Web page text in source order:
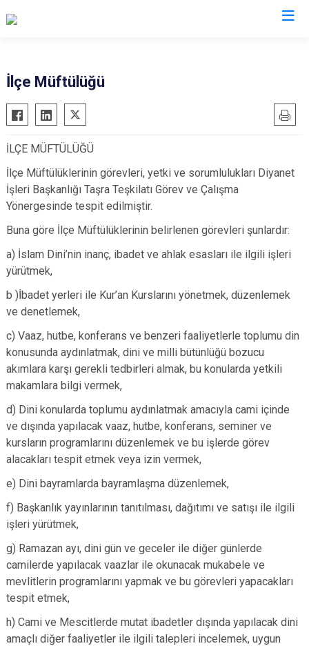
Akyurt
Altındağ
Ayaş
Bala
Beypazarı
Çamlıdere
Çankaya
Çubuk
Elmadağ
Etimesgut
Gölbaşı
Güdül
Keçiören
Kızılcahamam
Nallıhan
Polatlı
Sincan
Pursaklar
İlçe Müftülüğü
İLÇE MÜFTÜLÜĞÜ
İlçe Müftülüklerinin görevleri, yetki ve sorumlulukları Diyanet
İşleri Başkanlığı Taşra Teşkilatı Görev ve Çalışma
Yönergesinde tespit edilmiştir.
Buna göre İlçe Müftülüklerinin belirlenen görevleri şunlardır:
a) İslam Dini’nin inanç, ibadet ve ahlak esasları ile ilgili işleri
yürütmek,
b )İbadet yerleri ile Kur’an Kurslarını yönetmek, düzenlemek
ve denetlemek,
c) Vaaz, hutbe, konferans ve benzeri faaliyetlerle toplumu din
konusunda aydınlatmak, dini ve milli bütünlüğü bozucu
akımlara karşı gerekli tedbirleri almak, bu konularda yetkili
makamlara bilgi vermek,
d) Dini konularda toplumu aydınlatmak amacıyla cami içinde
ve dışında yapılacak vaaz, hutbe, konferans, seminer ve
kursların programlarını düzenlemek ve bu işlerde görev
alacakları tespit etmek veya izin vermek,
e) Dini bayramlarda bayramlaşma düzenlemek,
f) Başkanlık yayınlarının tanıtılması, dağıtımı ve satışı ile ilgili
işleri yürütmek,
g) Ramazan ayı, dini gün ve geceler ile diğer günlerde
camilerde yapılacak vaazlar ile okunacak mukabele ve
mevlitlerin programlarını yapmak ve bu görevleri yapacakları
tespit etmek,
h) Cami ve Mescitlerde mutat ibadetler dışında yapılacak dini
amaçlı diğer faaliyetler ile ilgili talepleri incelemek, uygun